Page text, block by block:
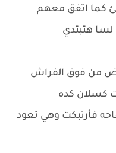
كما اتفق معهم
لسا هتبتدي
من فوق الفراش
كسلان كده
فأرتبكت وهي تعود